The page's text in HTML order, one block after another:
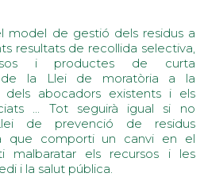
model de gestió dels residus a
resultats de recollida selectiva,
i productes de curta
de la Llei de moratòria a la
dels abocadors existents i els
... Tot seguirà igual si no
de prevenció de residus
que comporti un canvi en el
malbaratar els recursos i les
i la salut pública.